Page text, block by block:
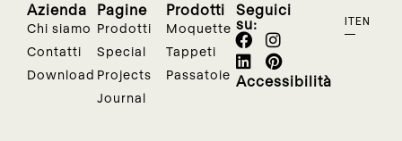
Azienda
Chi siamo
Contatti
Download
Pagine
Prodotti
Special
Projects
Journal
Prodotti
Moquette
Tappeti
Passatoie
Seguici
su:
Accessibilità
IT EN